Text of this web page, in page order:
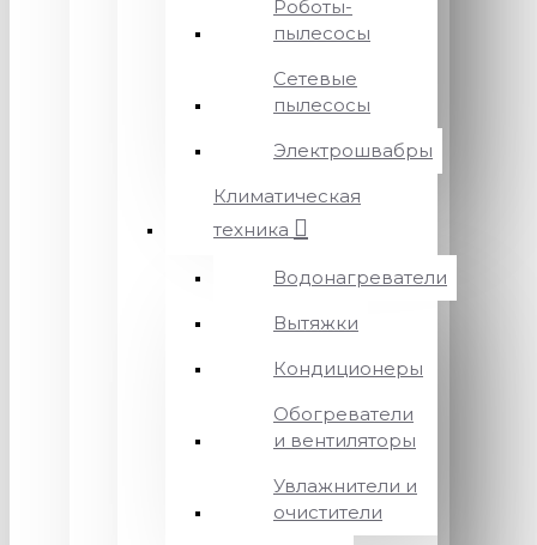
Роботы-
пылесосы
Сетевые
пылесосы
Электрошвабры
Климатическая
техника
Водонагреватели
Вытяжки
Кондиционеры
Обогреватели
и вентиляторы
Увлажнители и
очистители